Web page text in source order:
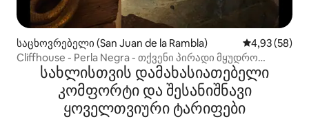
საცხოვრებელი (San Juan de la Rambla) საშუალო
4,93 (58)
Cliffhouse - Perla Negra - თქვენი პირადი მყუდრო
ფუფუნება
სახლისთვის დამახასიათებელი
კომფორტი და შესანიშნავი
ყოველთვიური ტარიფები